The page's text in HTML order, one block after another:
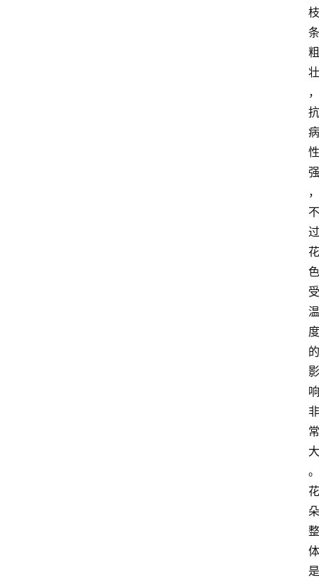
枝
条
粗
壮
，
抗
病
性
强
，
不
过
花
色
受
温
度
的
影
响
非
常
大
。
花
朵
整
体
是